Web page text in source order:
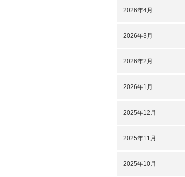
2026年4月
2026年3月
2026年2月
2026年1月
2025年12月
2025年11月
2025年10月